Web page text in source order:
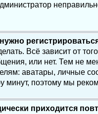
Всё зависит от
или нет. Тем не
аватары, личные
минут, поэтому мы
приходится